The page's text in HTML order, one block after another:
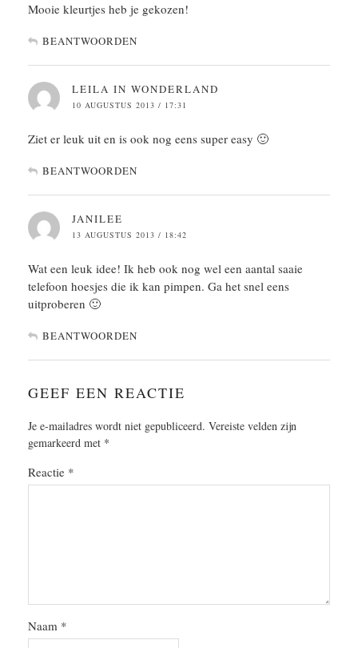
Mooie kleurtjes heb je gekozen!
BEANTWOORDEN
LEILA IN WONDERLAND
10 AUGUSTUS 2013 / 17:31
Ziet er leuk uit en is ook nog eens super easy 🙂
BEANTWOORDEN
JANILEE
13 AUGUSTUS 2013 / 18:42
Wat een leuk idee! Ik heb ook nog wel een aantal saaie
telefoon hoesjes die ik kan pimpen. Ga het snel eens
uitproberen 🙂
BEANTWOORDEN
GEEF EEN REACTIE
Je e-mailadres wordt niet gepubliceerd. Vereiste velden zijn
gemarkeerd met *
Reactie *
Naam *